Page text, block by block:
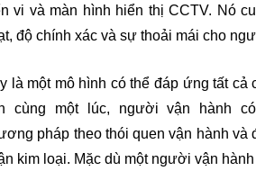
vi và màn hình hiển thị CCTV. Nó
độ chính xác và sự thoải mái cho
là một mô hình có thể đáp ứng tất cả
cùng một lúc, người vận hành
pháp theo thói quen vận hành và
kim loại. Mặc dù một người vận